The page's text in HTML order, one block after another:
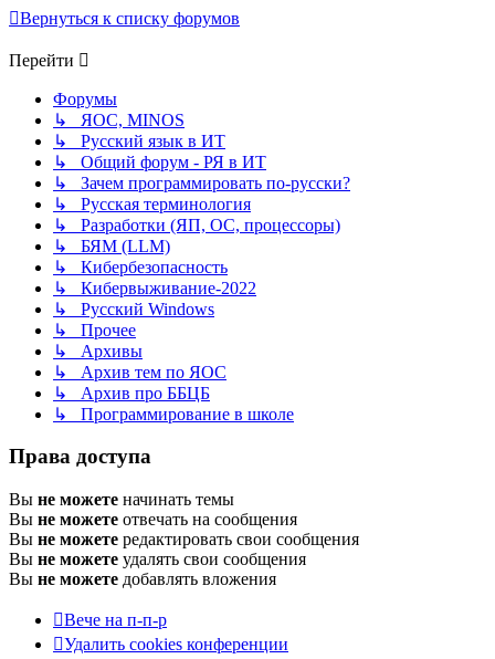
Вернуться к списку форумов
Перейти
Форумы
↳ ЯОС, MINOS
↳ Русский язык в ИТ
↳ Общий форум - РЯ в ИТ
↳ Зачем программировать по-русски?
↳ Русская терминология
↳ Разработки (ЯП, ОС, процессоры)
↳ БЯМ (LLM)
↳ Кибербезопасность
↳ Кибервыживание-2022
↳ Русский Windows
↳ Прочее
↳ Архивы
↳ Архив тем по ЯОС
↳ Архив про ББЦБ
↳ Программирование в школе
Права доступа
Вы не можете начинать темы
Вы не можете отвечать на сообщения
Вы не можете редактировать свои сообщения
Вы не можете удалять свои сообщения
Вы не можете добавлять вложения
Вече на п-п-р
Удалить cookies конференции